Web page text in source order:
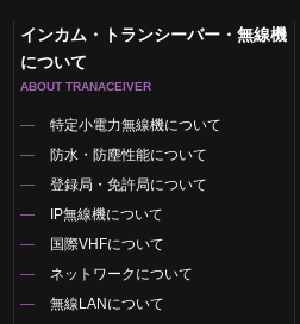
インカム・トランシーバー・無線機
について
ABOUT TRANACEIVER
特定小電力無線機について
防水・防塵性能について
登録局・免許局について
IP無線機について
国際VHFについて
ネットワークについて
無線LANについて